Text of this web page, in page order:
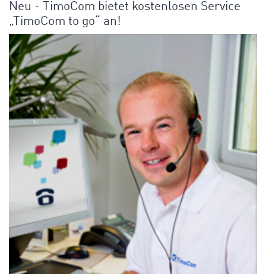
Neu - TimoCom bietet kostenlosen Service
„TimoCom to go“ an!